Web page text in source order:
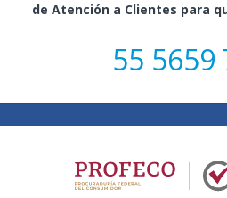
Laboratorios Grin S.A De C.V
de Atención a Clientes para
55 5659